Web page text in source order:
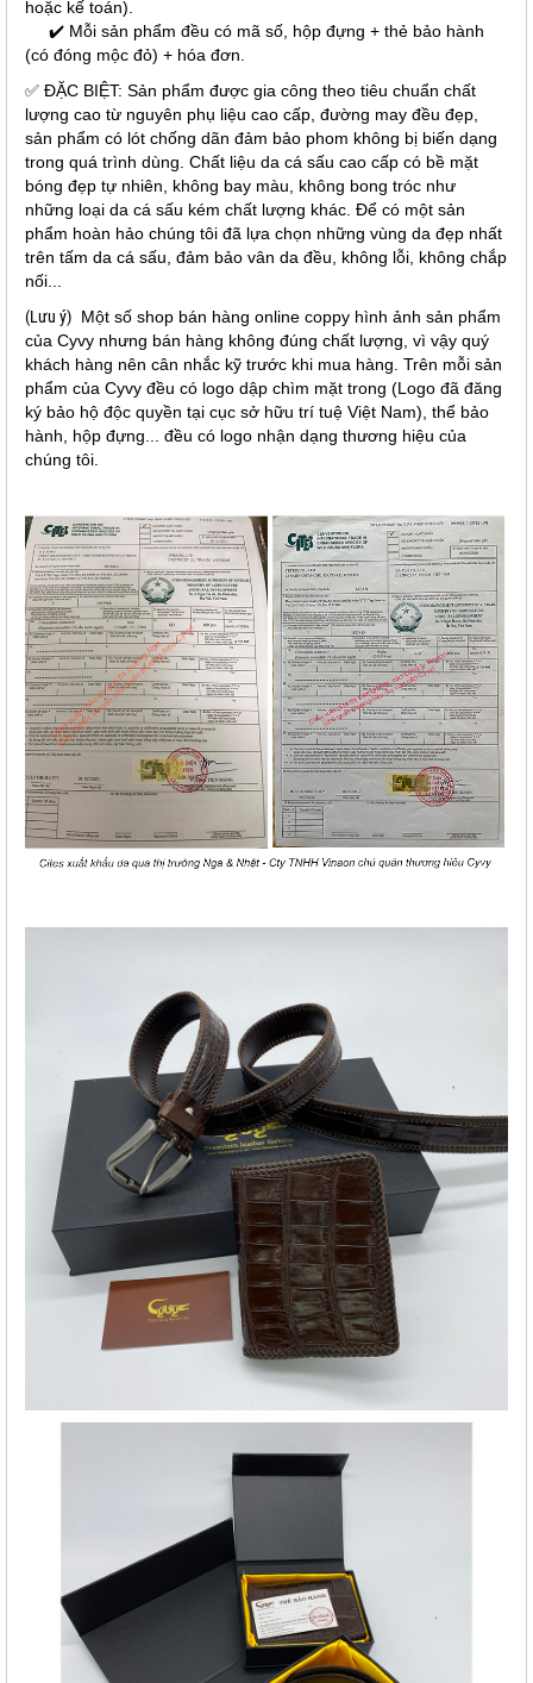
hoặc kế toán).
✔️ Mỗi sản phẩm đều có mã số, hộp đựng + thẻ bảo hành
(có đóng mộc đỏ) + hóa đơn.
✅ ĐẶC BIỆT: Sản phẩm được gia công theo tiêu chuẩn chất
lượng cao từ nguyên phụ liệu cao cấp, đường may đều đẹp,
sản phẩm có lót chống dãn đảm bảo phom không bị biến dạng
trong quá trình dùng. Chất liệu da cá sấu cao cấp có bề mặt
bóng đẹp tự nhiên, không bay màu, không bong tróc như
những loại da cá sấu kém chất lượng khác. Để có một sản
phẩm hoàn hảo chúng tôi đã lựa chọn những vùng da đẹp nhất
trên tấm da cá sấu, đảm bảo vân da đều, không lỗi, không chắp
nối...
(Lưu ý) Một số shop bán hàng online coppy hình ảnh sản phẩm
của Cyvy nhưng bán hàng không đúng chất lượng, vì vậy quý
khách hàng nên cân nhắc kỹ trước khi mua hàng. Trên mỗi sản
phẩm của Cyvy đều có logo dập chìm mặt trong (Logo đã đăng
ký bảo hộ độc quyền tại cục sở hữu trí tuệ Việt Nam), thể bảo
hành, hộp đựng... đều có logo nhận dạng thương hiệu của
chúng tôi.